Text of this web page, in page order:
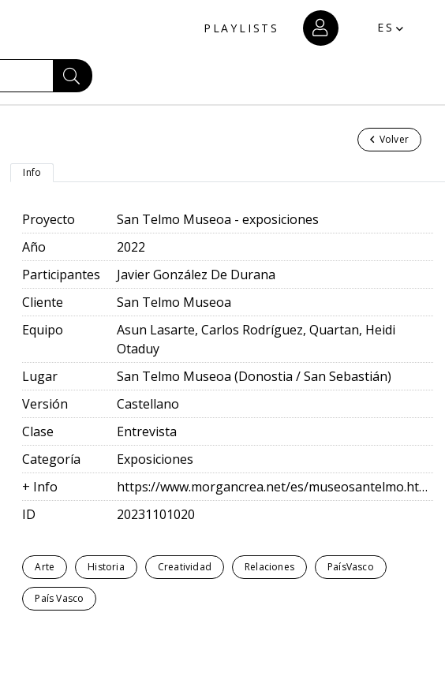
PLAYLISTS ES
Volver
Info
Proyecto
San Telmo Museoa - exposiciones
Año
2022
Participantes
Javier González De Durana
Cliente
San Telmo Museoa
Equipo
Asun Lasarte, Carlos Rodríguez, Quartan, Heidi
Otaduy
Lugar
San Telmo Museoa (Donostia / San Sebastián)
Versión
Castellano
Clase
Entrevista
Categoría
Exposiciones
+ Info
https://www.morgancrea.net/es/museosantelmo.html
ID
20231101020
Arte Historia Creatividad Relaciones PaísVasco
País Vasco